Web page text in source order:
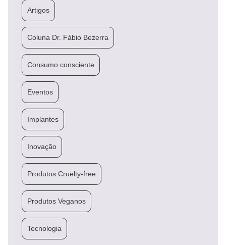
Artigos
Coluna Dr. Fábio Bezerra
Consumo consciente
Eventos
Implantes
Inovação
Produtos Cruelty-free
Produtos Veganos
Tecnologia